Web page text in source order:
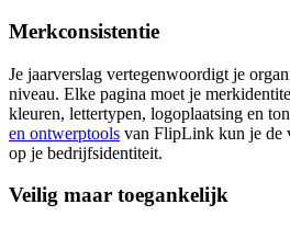
Merkconsistentie
Je jaarverslag vertegenwoordigt je
niveau. Elke pagina moet je
kleuren, lettertypen, logoplaatsing en
en ontwerptools van FlipLink kun je de
op je bedrijfsidentiteit.
Veilig maar toegankelijk